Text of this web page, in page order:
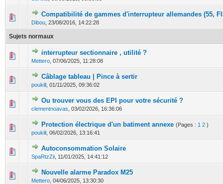
Compatibilité de gammes d'interrupteur allemandes (55,
Dibou 23/08/2016, 14:22:28
0 Votes - 0 sur 5 en moyenne
1234 5
Sujets normaux
interrupteur sectionnaire , utilité ?
Mettero 07/06/2025, 11:28:08
0 Votes - 0 sur 5 en moyenne
12345
Câblage tableau | Pince à sertir
poukill 01/11/2025, 09:36:02
0 Votes - 0 sur 5 en moyenne
1234 5
Ou trouver vous des EPI pour votre sécurité ?
clementnoavas 03/02/2026, 16:36:06
0 Votes - 0 sur 5 en moyenne
12 3 45
Protection électrique d'un batiment annexe (Pages : 1 2 )
poukill 06/02/2026, 13:16:41
0 Votes - 0 sur 5 en moyenne
12 345
Autoconsommation Solaire
SpaRtzZii 11/01/2025, 14:41:12
0 Votes - 0 sur 5 en moyenne
12345
Nouvelle alarme Paradox M25
Mettero 04/06/2025, 13:30:30
0 Votes - 0 sur 5 en moyenne
1234 5